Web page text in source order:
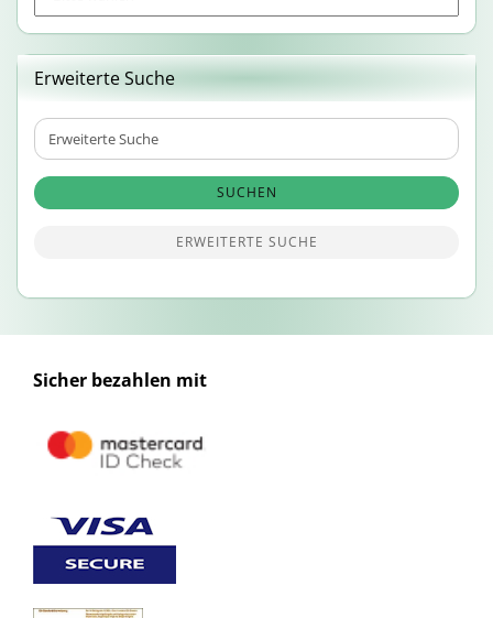
Erweiterte Suche
Erweiterte
Suche
SUCHEN
ERWEITERTE SUCHE
Sicher bezahlen mit